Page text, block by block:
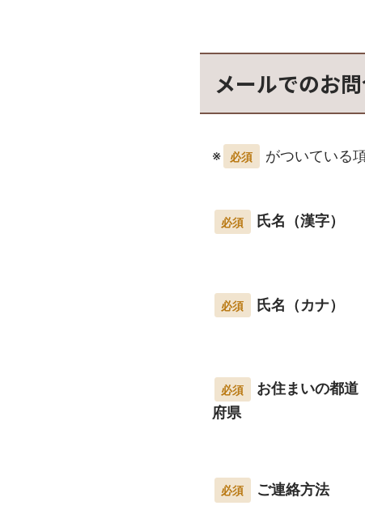
メールでのお
※ 必須 がついている
必須 氏名（漢字）
必須 氏名（カナ）
必須
お住まいの都道
府県
必須 ご連絡方法